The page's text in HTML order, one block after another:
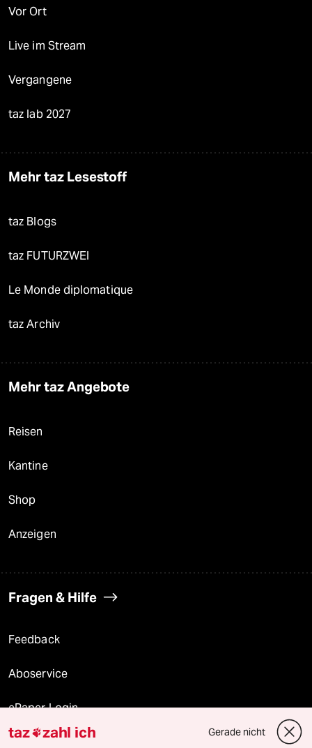
Vor Ort
Live im Stream
Vergangene
taz lab 2027
Mehr taz Lesestoff
taz Blogs
taz FUTURZWEI
Le Monde diplomatique
taz Archiv
Mehr taz Angebote
Reisen
Kantine
Shop
Anzeigen
Fragen & Hilfe
Feedback
Aboservice
ePaper Login
Downloads für Abonnierende
taz zahl ich Gerade nicht